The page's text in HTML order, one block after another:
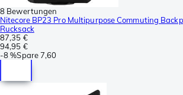
8 Bewertungen
Nitecore BP23 Pro Multipurpose Commuting
Rucksack
87,35 €
94,95 €
-8 %Spare7,60